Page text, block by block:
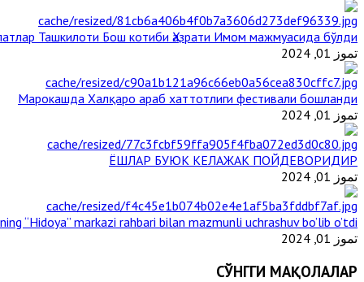
Ташкилоти Бош котиби Ҳазрати Имом мажмуасида бўлди
تموز 01, 2024
Марокашда Халқаро араб хаттотлиги фестивали бошланди
تموز 01, 2024
ЁШЛАР БУЮК КЕЛАЖАК ПОЙДЕВОРИДИР
تموز 01, 2024
“Hidoya” markazi rahbari bilan mazmunli uchrashuv bo’lib o’tdi
تموز 01, 2024
СЎНГГИ МАҚОЛАЛАР